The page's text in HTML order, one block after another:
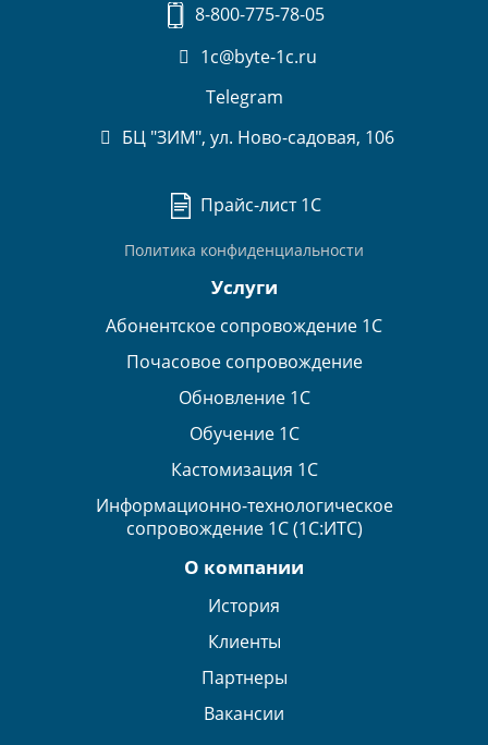
8-800-775-78-05
1c@byte-1c.ru
Telegram
БЦ "ЗИМ", ул. Ново-садовая, 106
Прайс-лист 1С
Политика конфиденциальности
Услуги
Абонентское сопровождение 1С
Почасовое сопровождение
Обновление 1С
Обучение 1С
Кастомизация 1С
Информационно-технологическое
сопровождение 1С (1С:ИТС)
О компании
История
Клиенты
Партнеры
Вакансии